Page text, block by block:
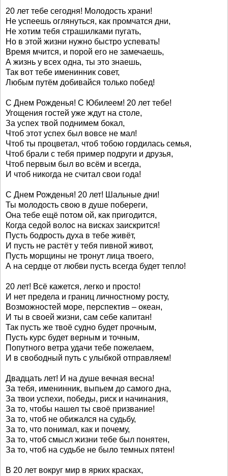
20 лет тебе сегодня! Молодость храни!
Не успеешь оглянуться, как промчатся дни,
Не хотим тебя страшилками пугать,
Но в этой жизни нужно быстро успевать!
Время мчится, и порой его не замечаешь,
А жизнь у всех одна, ты это знаешь,
Так вот тебе именинник совет,
Любым путём добивайся только побед!
С Днем Рожденья! С Юбилеем! 20 лет тебе!
Угощения гостей уже ждут на столе,
За успех твой поднимем бокал,
Чтоб этот успех был вовсе не мал!
Чтоб ты процветал, чтоб тобою гордилась семья,
Чтоб брали с тебя пример подруги и друзья,
Чтоб первым был во всём и всегда,
И чтоб никогда не считал свои года!
С Днем Рожденья! 20 лет! Шальные дни!
Ты молодость свою в душе побереги,
Она тебе ещё потом ой, как пригодится,
Когда седой волос на висках заискрится!
Пусть бодрость духа в тебе живёт,
И пусть не растёт у тебя пивной живот,
Пусть морщины не тронут лица твоего,
А на сердце от любви пусть всегда будет тепло!
20 лет! Всё кажется, легко и просто!
И нет предела и границ личностному росту,
Возможностей море, перспектив – океан,
И ты в своей жизни, сам себе капитан!
Так пусть же твоё судно будет прочным,
Пусть курс будет верным и точным,
Попутного ветра удачи тебе пожелаем,
И в свободный путь с улыбкой отправляем!
Двадцать лет! И на душе вечная весна!
За тебя, именинник, выпьем до самого дна,
За твои успехи, победы, риск и начинания,
За то, чтобы нашел ты своё призвание!
За то, чтоб не обижался на судьбу,
За то, что понимал, как и почему,
За то, чтоб смысл жизни тебе был понятен,
За то, чтоб на судьбе не было темных пятен!
В 20 лет вокруг мир в ярких красках,